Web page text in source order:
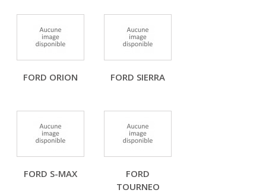
FORD ORION FORD SIERRA
FORD S-MAX
FORD
TOURNEO